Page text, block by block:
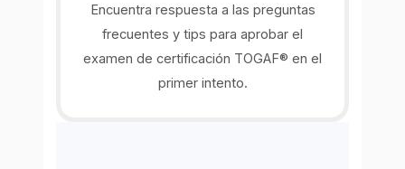
Encuentra respuesta a las preguntas
frecuentes y tips para aprobar el
examen de certificación TOGAF® en el
primer intento.